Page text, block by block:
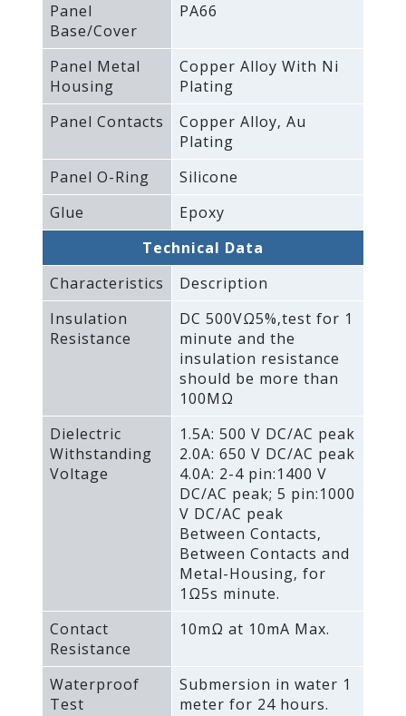
Panel
Base/Cover
PA66
Panel Metal
Housing
Copper Alloy With Ni
Plating
Panel Contacts
Copper Alloy‚ Au
Plating
Panel O-Ring
Silicone
Glue
Epoxy
Technical Data
Characteristics
Description
Insulation
Resistance
DC 500VΩ5%‚test for 1
minute and the
insulation resistance
should be more than
100MΩ
Dielectric
Withstanding
Voltage
1.5A: 500 V DC/AC peak
2.0A: 650 V DC/AC peak
4.0A: 2-4 pin:1400 V
DC/AC peak; 5 pin:1000
V DC/AC peak
Between Contacts‚
Between Contacts and
Metal-Housing‚ for
1Ω5s minute.
Contact
Resistance
10mΩ at 10mA Max.
Waterproof
Test
Submersion in water 1
meter for 24 hours.